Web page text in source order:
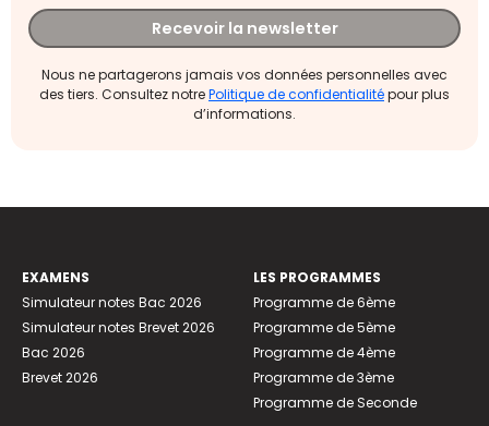
Recevoir la newsletter
Nous ne partagerons jamais vos données personnelles avec
des tiers. Consultez notrePolitique de confidentialitépour plus
d’informations.
EXAMENS
Simulateur notes Bac 2026
Simulateur notes Brevet 2026
Bac 2026
Brevet 2026
LES PROGRAMMES
Programme de 6ème
Programme de 5ème
Programme de 4ème
Programme de 3ème
Programme de Seconde